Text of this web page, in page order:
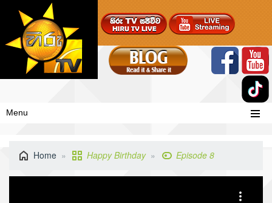
Menu
Home Happy Birthday Episode 8